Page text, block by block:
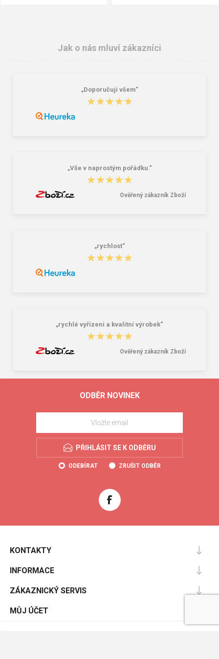
Jak o nás mluví zákazníci
„Doporučuji všem“
★★★★★
★★★★★
„Vše v naprostým pořádku.“
★★★★★
★★★★★
Ověřený zákazník Zboží
„rychlost“
★★★★★
★★★★★
„rychlé vyřízeni a kvalitní výrobek“
★★★★★
★★★★★
Ověřený zákazník Zboží
ODBĚR NOVINEK
PŘIHLÁSIT SE K ODBĚRU
ODEBÍRAT ZRUŠIT ODBĚR
KONTAKTY
INFORMACE
ZÁKAZNICKÝ SERVIS
MŮJ ÚČET